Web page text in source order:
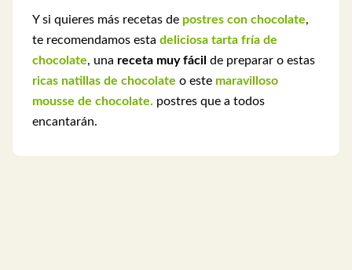
Y si quieres más recetas de postres con chocolate,
te recomendamos esta deliciosa tarta fría de
chocolate, una receta muy fácil de preparar o estas
ricas natillas de chocolate o este maravilloso
mousse de chocolate. postres que a todos
encantarán.